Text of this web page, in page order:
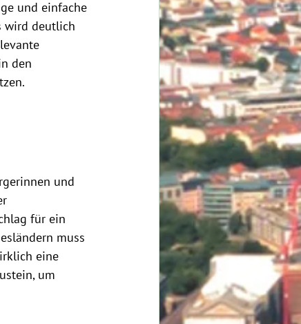
und einfache
wird deutlich
den
und
für ein
muss
eine
um